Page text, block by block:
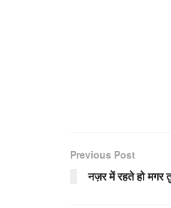
Previous Post
नज़र में रहते हो